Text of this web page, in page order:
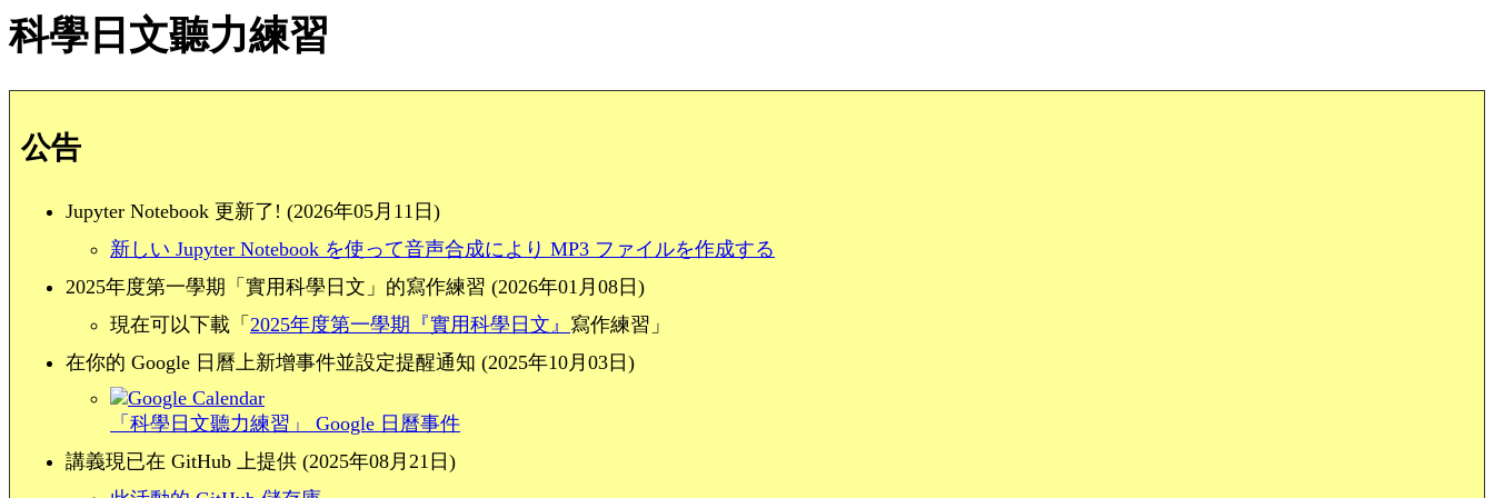
科學日文聽力練習
公告
Jupyter Notebook 更新了! (2026年05月11日)
新しい Jupyter Notebook を使って音声合成により MP3 ファイルを作成する
2025年度第一學期「實用科學日文」的寫作練習 (2026年01月08日)
現在可以下載「 2025年度第一學期『實用科學日文』 寫作練習」
在你的 Google 日曆上新增事件並設定提醒通知 (2025年10月03日)
「科學日文聽力練習」 Google 日曆事件
講義現已在 GitHub 上提供 (2025年08月21日)